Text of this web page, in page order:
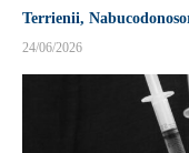
Terrienii,
24/06/2026